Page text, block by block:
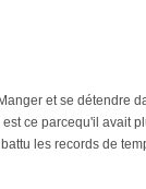
et se détendre
ce parcequ'il avait
les records de